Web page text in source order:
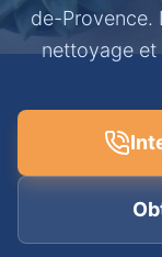
de-Provence.
nettoyage et